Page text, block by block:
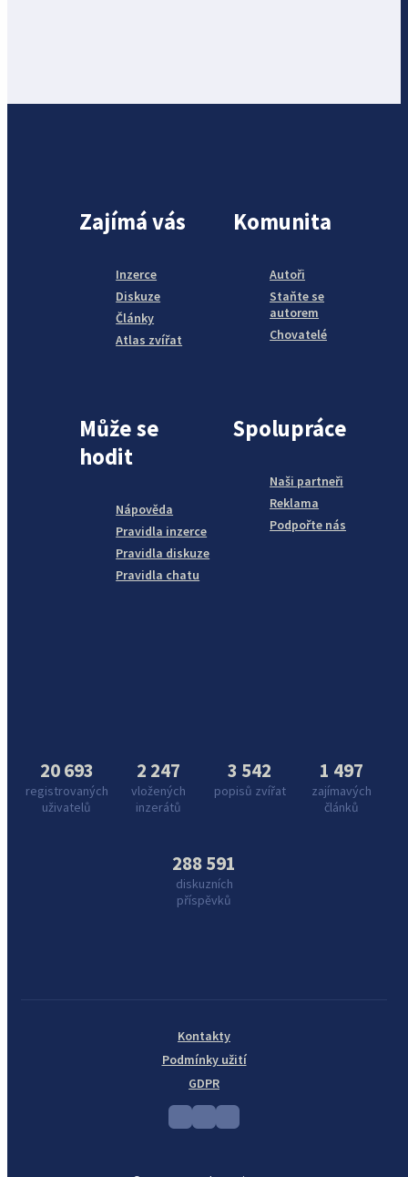
Zajímá vás
Inzerce
Diskuze
Články
Atlas zvířat
Komunita
Autoři
Staňte se
autorem
Chovatelé
Může se
hodit
Nápověda
Pravidla inzerce
Pravidla diskuze
Pravidla chatu
Spolupráce
Naši partneři
Reklama
Podpořte nás
20 693
registrovaných
uživatelů
2 247
vložených
inzerátů
3 542
popisů zvířat
1 497
zajímavých
článků
288 591
diskuzních
příspěvků
Kontakty
Podmínky užití
GDPR